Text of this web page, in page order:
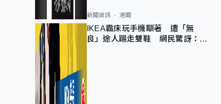
新聞資訊 港聞
IKEA霸床玩手機瞓著 遭「無
良」途人踢走雙鞋 網民驚訝：冇